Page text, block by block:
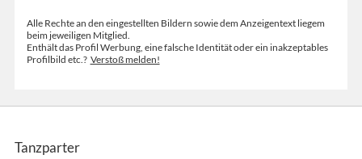
Alle Rechte an den eingestellten Bildern sowie dem Anzeigentext liegem
beim jeweiligen Mitglied.
Enthält das Profil Werbung, eine falsche Identität oder ein inakzeptables
Profilbild etc.? Verstoß melden!
Tanzparter